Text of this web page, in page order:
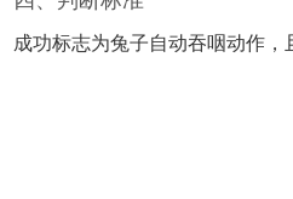
成功标志为兔子自动吞咽动作，